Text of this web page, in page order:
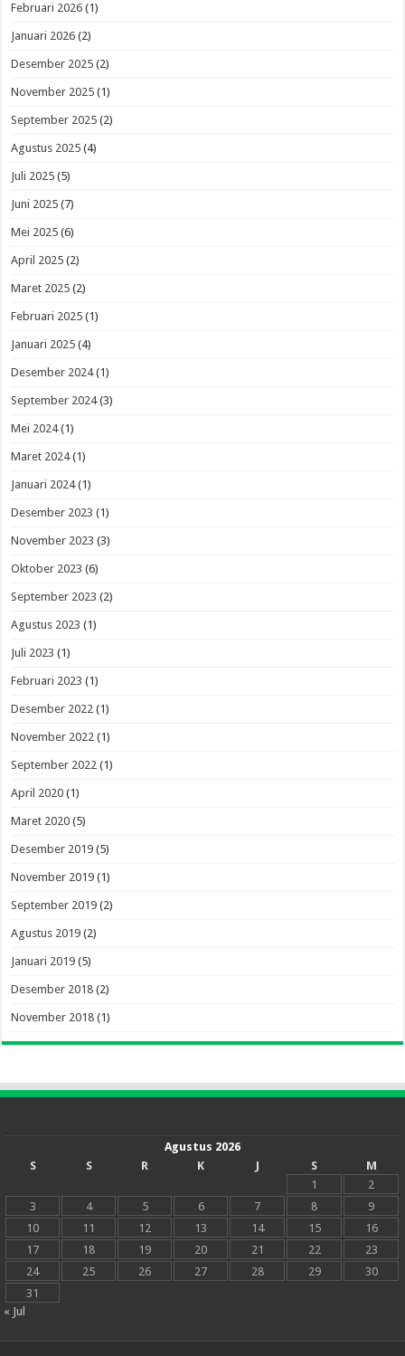
Februari 2026 (1)
Januari 2026 (2)
Desember 2025 (2)
November 2025 (1)
September 2025 (2)
Agustus 2025 (4)
Juli 2025 (5)
Juni 2025 (7)
Mei 2025 (6)
April 2025 (2)
Maret 2025 (2)
Februari 2025 (1)
Januari 2025 (4)
Desember 2024(1)
September 2024(3)
Mei 2024(1)
Maret 2024(1)
Januari 2024(1)
Desember 2023 (1)
November 2023 (3)
Oktober 2023 (6)
September 2023 (2)
Agustus 2023 (1)
Juli 2023 (1)
Februari 2023 (1)
Desember 2022 (1)
November 2022 (1)
September 2022 (1)
April 2020 (1)
Maret 2020 (5)
Desember 2019 (5)
November 2019 (1)
September 2019 (2)
Agustus 2019 (2)
Januari 2019 (5)
Desember 2018 (2)
November 2018 (1)
Agustus 2026
S
S R K J S
M
1
2
3
4 5 6 7 8
9
10
11 12 13 14 15
16
17
18 19 20 21 22
23
24
25 26 27 28 29
30
31
« Jul